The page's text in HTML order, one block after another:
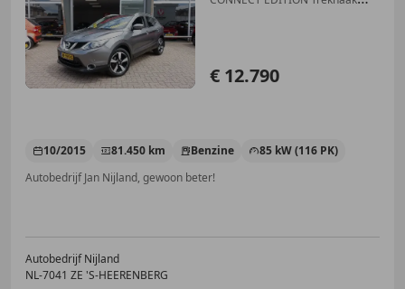
€ 12.790
10/2015 81.450 km Benzine
85 kW (116 PK)
Autobedrijf Jan Nijland, gewoon beter!
Autobedrijf Nijland
NL-7041 ZE 'S-HEERENBERG